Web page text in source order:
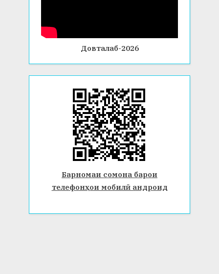
Довталаб-2026
Барномаи сомона барои
телефонҳои мобилӣ андроид